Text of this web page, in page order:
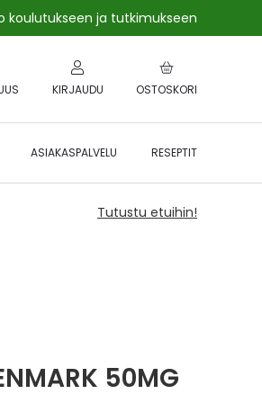
koulutukseen ja tutkimukseen
OSTOSKORI
KIRJAUDU
ASIAKASPALVELU RESEPTIT
Tutustu etuihin!
50MG